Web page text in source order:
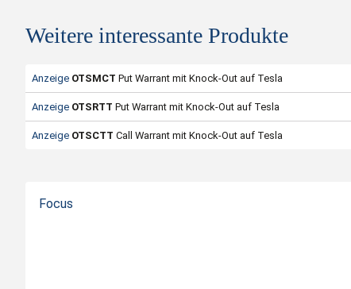
ISIN
Valor
Basiswert
Symbol
Handelwährung
Weitere interessante Produkte
Anzeige OTSMCT Put Warrant mit Knock-Out auf Tesla
Anzeige OTSRTT Put Warrant mit Knock-Out auf Tesla
Anzeige OTSCTT Call Warrant mit Knock-Out auf Tesla
Focus